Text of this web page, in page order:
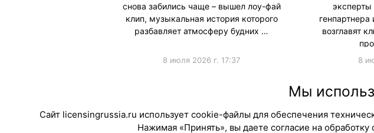
снова забились чаще – вышел лоу-фай
клип, музыкальная история которого
разбавляет атмосферу будних …
8 июля 2026 г. 17:37
эксперты
генпартнера
возглавят
8
Мы
Сайт licensingrussia.ru использует cookie-файлы для обеспечения
Нажимая «Принять», вы даете согласие на